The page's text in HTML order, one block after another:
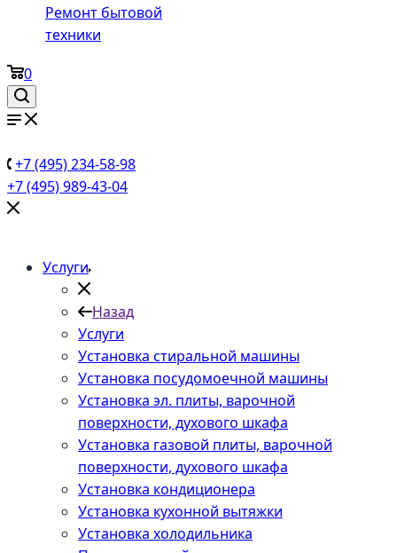
Ремонт бытовой
техники
0
+7 (495) 234-58-98
+7 (495) 989-43-04
Услуги
Назад
Услуги
Установка стиральной машины
Установка посудомоечной машины
Установка эл. плиты, варочной
поверхности, духового шкафа
Установка газовой плиты, варочной
поверхности, духового шкафа
Установка кондиционера
Установка кухонной вытяжки
Установка холодильника